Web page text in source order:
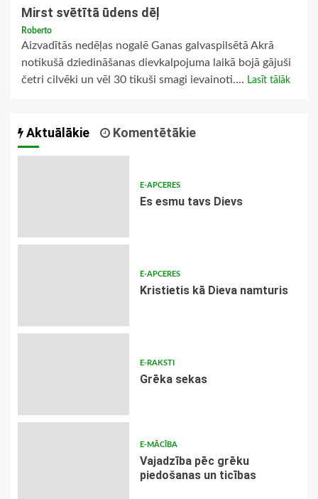
Mirst svētītā ūdens dēļ
Roberto
Aizvadītās nedēļas nogalē Ganas galvaspilsētā Akrā
notikušā dziedināšanas dievkalpojuma laikā bojā gājuši
četri cilvēki un vēl 30 tikuši smagi ievainoti.... Lasīt tālāk
Aktuālākie Komentētākie
E-APCERES
Es esmu tavs Dievs
E-APCERES
Kristietis kā Dieva namturis
E-RAKSTI
Grēka sekas
E-MĀCĪBA
Vajadzība pēc grēku
piedošanas un ticības